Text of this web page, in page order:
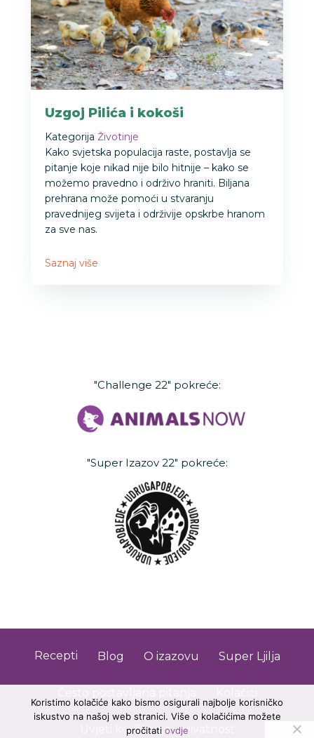
Uzgoj Pilića i kokoši
Kategorija Životinje
Kako svjetska populacija raste, postavlja se
pitanje koje nikad nije bilo hitnije – kako se
možemo pravedno i održivo hraniti. Biljana
prehrana može pomoći u stvaranju
pravednijeg svijeta i održivije opskrbe hranom
za sve nas.
Saznaj više
"Challenge 22" pokreće:
"Super Izazov 22" pokreće:
Recepti Blog O izazovu Super Ljilja
Uvjeti korištenja i privatnost
Koristimo kolačiće kako bismo osigurali najbolje korisničko
iskustvo na našoj web stranici. Više o kolačićima možete
pročitati ovdje